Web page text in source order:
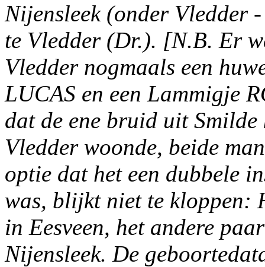
Nijensleek (onder Vledder
te Vledder (Dr.). [N.B. Er
Vledder nogmaals een
LUCAS en een Lammigje
dat de ene bruid uit
Vledder woonde, beide
optie dat het een dubbele
was, blijkt niet te kloppen:
in Eesveen, het andere
Nijensleek. De